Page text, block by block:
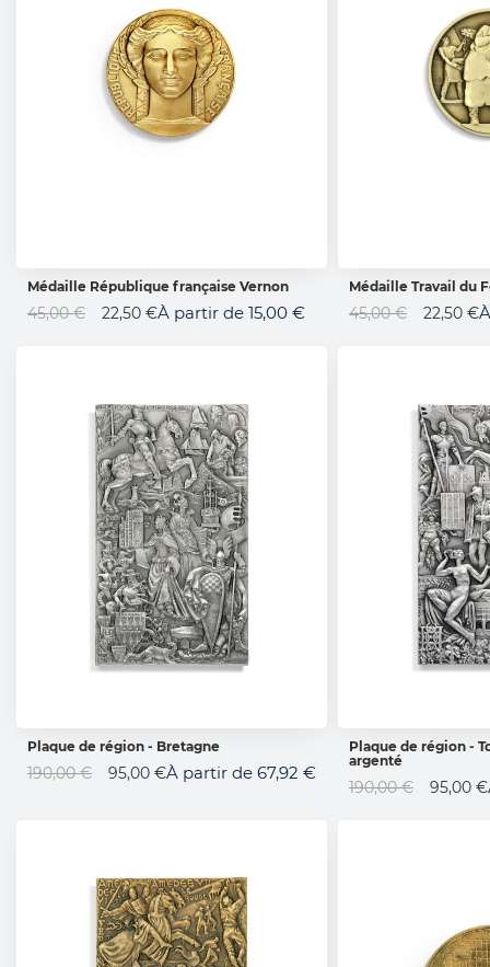
AJOUTER AU PANIER
Médaille République française Vernon
Prix
22,50 €
45,00 € À partir de 15,00 €
Médaille Travail du
Prix
22,50 €
45,00 €
AJOUTER AU PANIER
Plaque de région - Bretagne
Prix
95,00 €
190,00 € À partir de 67,92 €
Plaque de région -
argenté
Prix
95,00 €
190,00 €